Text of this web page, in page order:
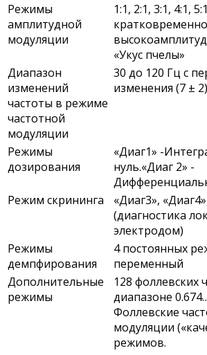
Режимы
амплитудной
модуляции
1:1, 2:1, 3:1, 4:1,
«Укус пчелы»
Диапазон
изменений
частоты в режиме
частотной
модуляции
30 до 120 Гц с
изменения (7 ±
Режимы
дозирования
«Диаг1» -
нуль.«Диаг 2» -
Режим скрининга
«Диаг3»,
(диагностика
электродом)
Режимы
демпфирования
4 постоянных
переменный
Дополнительные
режимы
128 фоллевских
диапазоне
Фоллевские
модуляции
режимов.